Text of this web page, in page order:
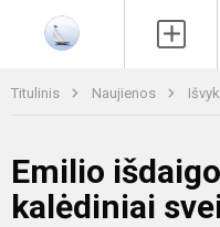
Titulinis Naujienos
Emilio
kalėdiniai